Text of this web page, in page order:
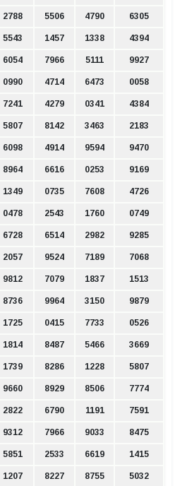
2788 5506 4790 6305
5543 1457 1338 4394
6054 7966 5111 9927
0990 4714 6473 0058
7241 4279 0341 4384
5807 8142 3463 2183
6098 4914 9594 9470
8964 6616 0253 9169
1349 0735 7608 4726
0478 2543 1760 0749
6728 6514 2982 9285
2057 9524 7189 7068
9812 7079 1837 1513
8736 9964 3150 9879
1725 0415 7733 0526
1814 8487 5466 3669
1739 8286 1228 5807
9660 8929 8506 7774
2822 6790 1191 7591
9312 7966 9033 8475
5851 2533 6619 1415
1207 8227 8755 5032